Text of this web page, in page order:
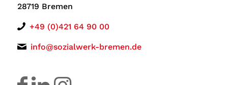
28719 Bremen
+49 (0)421 64 90 00
info@sozialwerk-bremen.de